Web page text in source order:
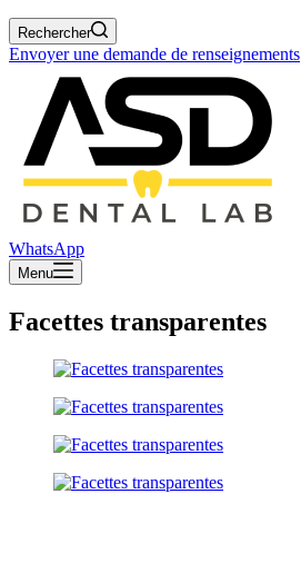
Rechercher
Envoyer une demande de renseignements
WhatsApp
Menu
Facettes transparentes